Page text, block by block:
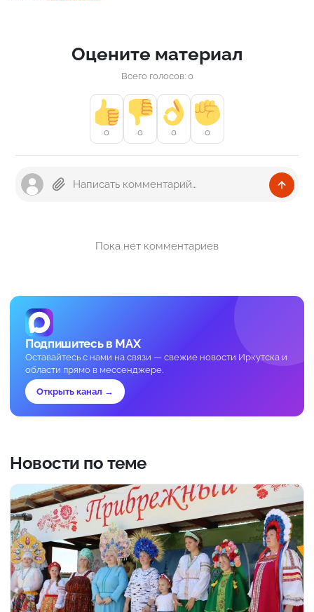
Оцените материал
Всего голосов: 0
0 0 0 0
Пока нет комментариев
Подпишитесь в MAX
Оставайтесь с нами на связи — свежие новости Иркутска и
области прямо в мессенджере.
Открыть канал →
Новости по теме